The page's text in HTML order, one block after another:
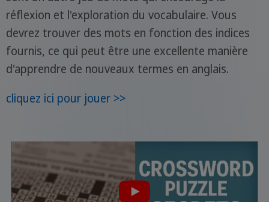
réflexion et l'exploration du vocabulaire. Vous
devrez trouver des mots en fonction des indices
fournis, ce qui peut être une excellente manière
d'apprendre de nouveaux termes en anglais.
cliquez ici pour jouer >>